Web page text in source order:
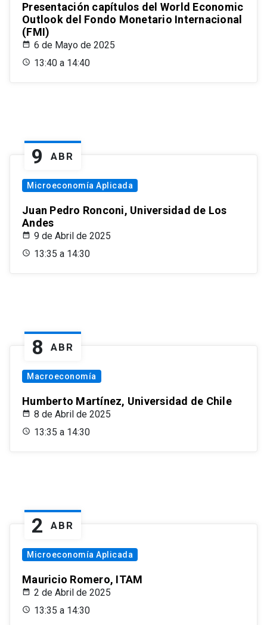
Presentación capítulos del World Economic
Outlook del Fondo Monetario Internacional
(FMI)
6 de Mayo de 2025
13:40 a 14:40
9 ABR
Microeconomía Aplicada
Juan Pedro Ronconi, Universidad de Los
Andes
9 de Abril de 2025
13:35 a 14:30
8 ABR
Macroeconomía
Humberto Martínez, Universidad de Chile
8 de Abril de 2025
13:35 a 14:30
2 ABR
Microeconomía Aplicada
Mauricio Romero, ITAM
2 de Abril de 2025
13:35 a 14:30